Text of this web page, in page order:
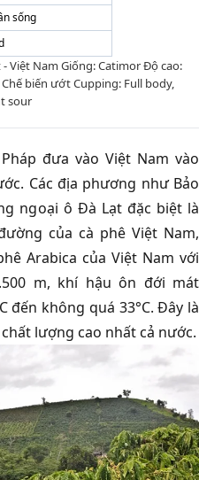
sống
Việt Nam Giống: Catimor Độ cao:
Chế biến ướt Cupping: Full body,
sour
đưa vào Việt Nam vào
Các địa phương như Bảo
ngoại ô Đà Lạt đặc biệt là
của cà phê Việt Nam,
Arabica của Việt Nam với
m, khí hậu ôn đới mát
đến không quá 33°C. Đây là
lượng cao nhất cả nước.